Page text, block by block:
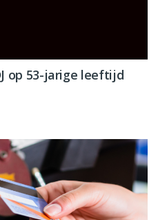
op 53-jarige leeftijd